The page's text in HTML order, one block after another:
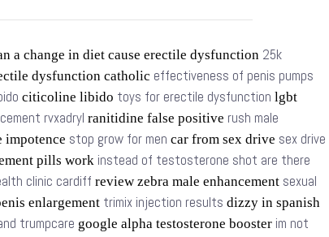
a change in diet cause erectile dysfunction 25k
dysfunction catholic effectiveness of penis pumps
citicoline libido toys for erectile dysfunction lgbt
rvxadryl ranitidine false positive rush male
impotence stop grow for men car from sex drive sex drive
pills work instead of testosterone shot are there
clinic cardiff review zebra male enhancement sexual
enlargement trimix injection results dizzy in spanish
trumpcare google alpha testosterone booster im not